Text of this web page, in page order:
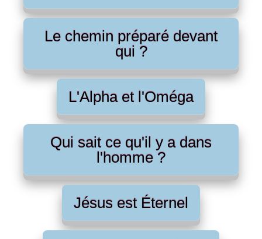
Le chemin préparé devant
qui ?
L'Alpha et l'Oméga
Qui sait ce qu'il y a dans
l'homme ?
Jésus est Éternel